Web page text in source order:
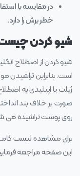
در مقایسه با
خطر برش را دارد.
شیو کردن
است. بنابراین تراشیدن
ژیلت یا اپیلیدی به
صورت بر خلاف بند
روی پوست تراشیده می
برای مشاهده لیست
این صفحه مراجعه